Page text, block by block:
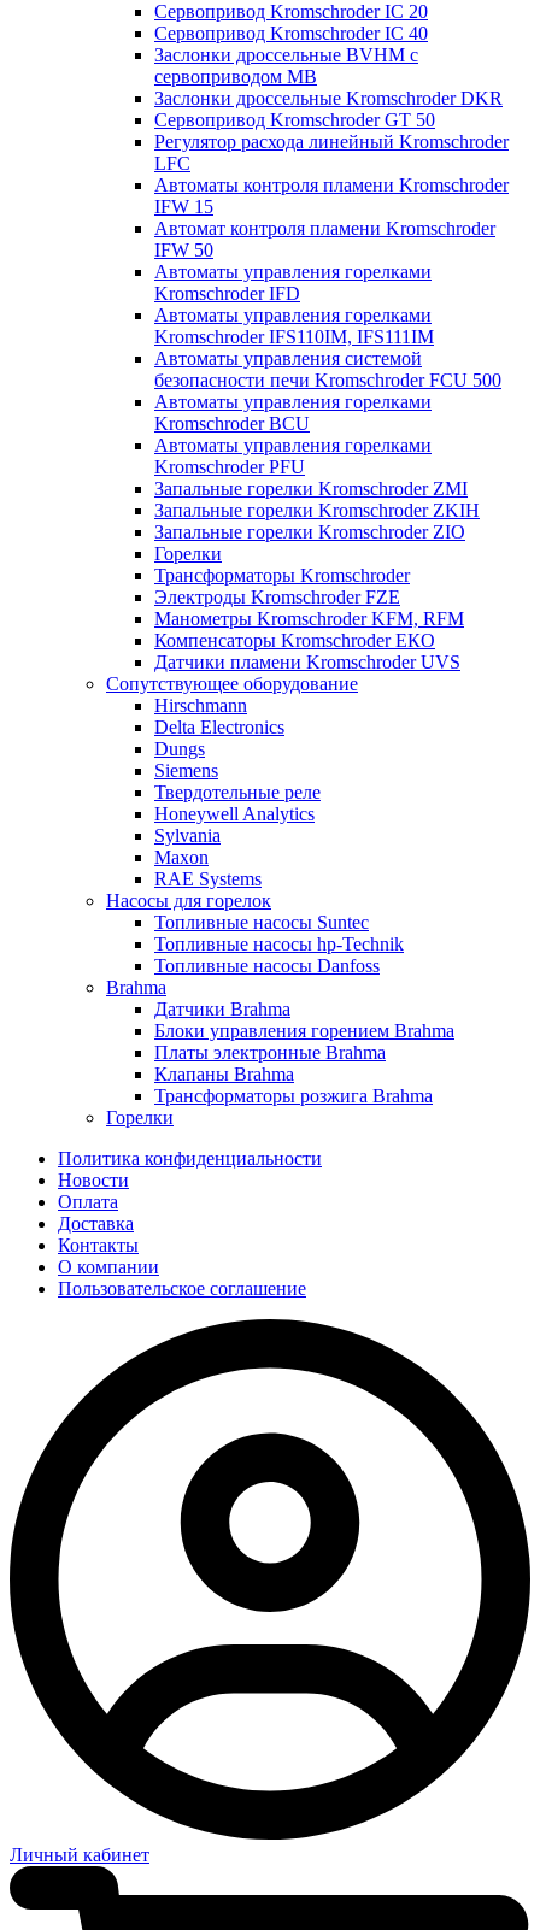
Сервопривод Kromschroder IC 20
Сервопривод Kromschroder IC 40
Заслонки дроссельные BVHM с
сервоприводом МВ
Заслонки дроссельные Kromschroder DKR
Cервопривод Kromschroder GT 50
Регулятор расхода линейный Kromschroder
LFC
Автоматы контроля пламени Kromschroder
IFW 15
Автомат контроля пламени Kromschroder
IFW 50
Автоматы управления горелками
Kromschroder IFD
Автоматы управления горелками
Kromschroder IFS110IM, IFS111IM
Автоматы управления системой
безопасности печи Kromschroder FCU 500
Автоматы управления горелками
Kromschroder BCU
Автоматы управления горелками
Kromschroder PFU
Запальные горелки Kromschroder ZМI
Запальные горелки Kromschroder ZKIH
Запальные горелки Kromschroder ZIO
Горелки
Трансформаторы Kromschroder
Электроды Kromschroder FZE
Манометры Kromschroder KFM, RFM
Компенсаторы Kromschroder ЕКО
Датчики пламени Kromschroder UVS
Сопутствующее оборудование
Hirschmann
Delta Electronics
Dungs
Siemens
Твердотельные реле
Honeywell Analytics
Sylvania
Maxon
RAE Systems
Насосы для горелок
Топливные насосы Suntec
Топливные насосы hp-Technik
Топливные насосы Danfoss
Brahma
Датчики Brahma
Блоки управления горением Brahma
Платы электронные Brahma
Клапаны Brahma
Трансформаторы розжига Brahma
Горелки
Политика конфиденциальности
Новости
Оплата
Доставка
Контакты
О компании
Пользовательское соглашение
Личный кабинет